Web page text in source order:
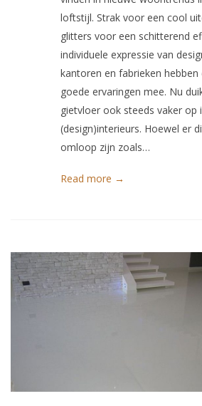
loftstijl. Strak voor een cool
glitters voor een schitterend
individuele expressie van
kantoren en fabrieken hebben
goede ervaringen mee. Nu
gietvloer ook steeds vaker op
(design)interieurs. Hoewel er
omloop zijn zoals…
Read more →